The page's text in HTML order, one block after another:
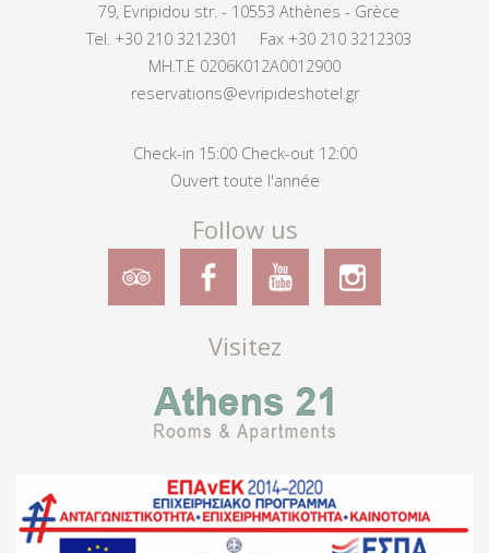
79, Evripidou str. - 10553 Athènes - Grèce
Tel. +30 210 3212301
Fax +30 210 3212303
MH.T.E 0206K012A0012900
reservations@evripideshotel.gr
Check-in 15:00 Check-out 12:00
Ouvert toute l'année
Follow us
Visitez